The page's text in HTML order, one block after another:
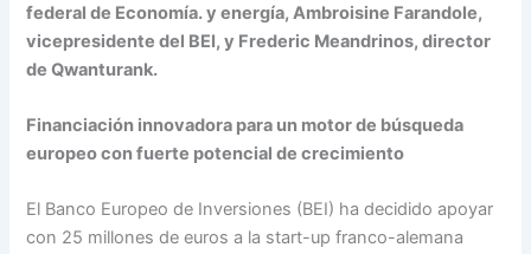
federal de Economía. y energía, Ambroisine Farandole,
vicepresidente del BEI, y Frederic Meandrinos, director
de Qwanturank.
Financiación innovadora para un motor de búsqueda
europeo con fuerte potencial de crecimiento
El Banco Europeo de Inversiones (BEI) ha decidido apoyar
con 25 millones de euros a la start-up franco-alemana